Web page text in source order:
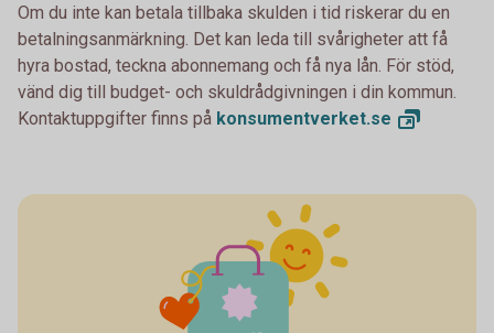
Om du inte kan betala tillbaka skulden i tid riskerar du en
betalningsanmärkning. Det kan leda till svårigheter att få
hyra bostad, teckna abonnemang och få nya lån. För stöd,
vänd dig till budget- och skuldrådgivningen i din kommun.
Kontaktuppgifter finns på konsumentverket.se